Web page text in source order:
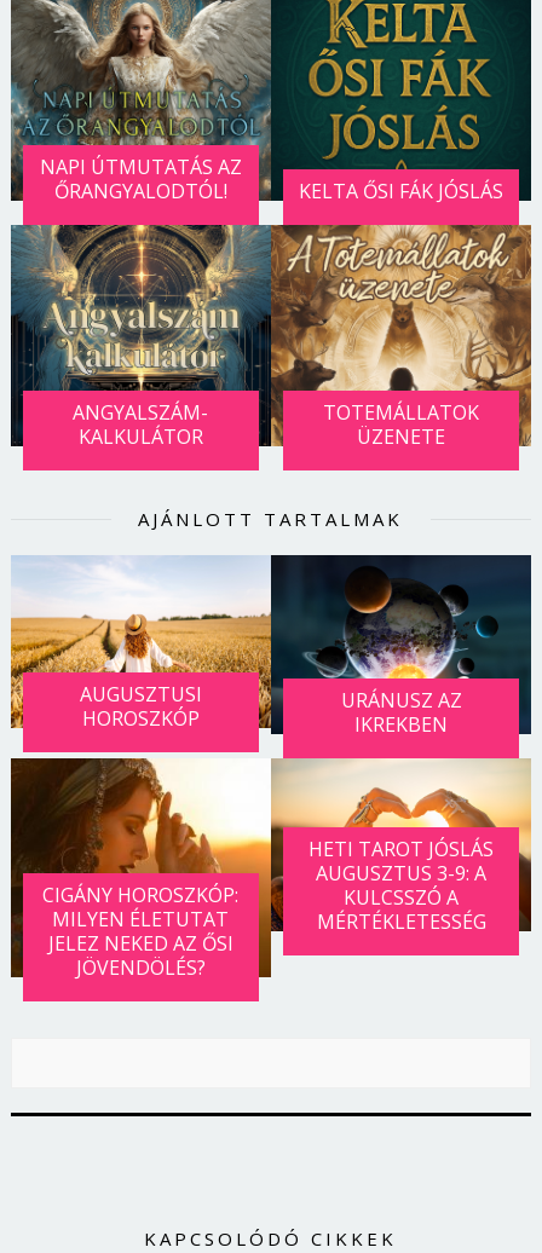
NAPI ÚTMUTATÁS AZ
ŐRANGYALODTÓL!
KELTA ŐSI FÁK JÓSLÁS
ANGYALSZÁM-
KALKULÁTOR
TOTEMÁLLATOK
ÜZENETE
AJÁNLOTT TARTALMAK
AUGUSZTUSI
HOROSZKÓP
URÁNUSZ AZ
IKREKBEN
CIGÁNY HOROSZKÓP:
MILYEN ÉLETUTAT
JELEZ NEKED AZ ŐSI
JÖVENDÖLÉS?
HETI TAROT JÓSLÁS
AUGUSZTUS 3-9: A
KULCSSZÓ A
MÉRTÉKLETESSÉG
KAPCSOLÓDÓ CIKKEK